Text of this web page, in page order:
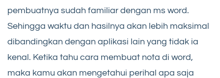
pembuatnya sudah familiar dengan ms word.
Sehingga waktu dan hasilnya akan lebih maksimal
dibandingkan dengan aplikasi lain yang tidak ia
kenal. Ketika tahu cara membuat nota di word,
maka kamu akan mengetahui perihal apa saja